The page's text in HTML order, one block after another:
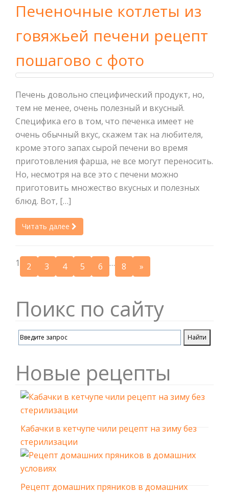
Печеночные котлеты из
говяжьей печени рецепт
пошагово с фото
Печень довольно специфический продукт, но,
тем не менее, очень полезный и вкусный.
Специфика его в том, что печенка имеет не
очень обычный вкус, скажем так на любителя,
кроме этого запах сырой печени во время
приготовления фарша, не все могут переносить.
Но, несмотря на все это с печени можно
приготовить множество вкусных и полезных
блюд. Вот, […]
Читать далее
1 2 3 4 5 6 … 8 »
Поикс по сайту
Новые рецепты
Кабачки в кетчупе чили рецепт на зиму без
стерилизации
Рецепт домашних пряников в домашних